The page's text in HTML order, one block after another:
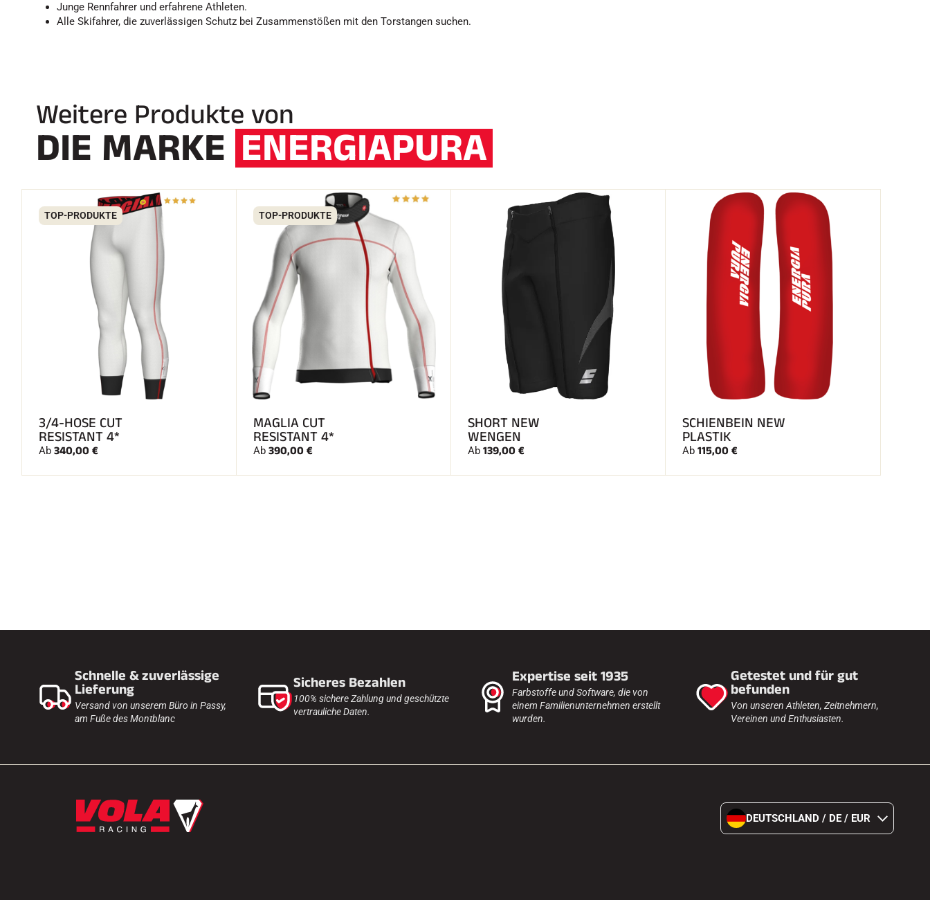
Junge Rennfahrer und erfahrene Athleten.
Alle Skifahrer, die zuverlässigen Schutz bei Zusammenstößen mit den Torstangen suchen.
Weitere Produkte von
DIE MARKE ENERGIAPURA
TOP-PRODUKTE
3/4-HOSE CUT
RESISTANT 4*
Ab 340,00 €
TOP-PRODUKTE
MAGLIA CUT
RESISTANT 4*
Ab 390,00 €
SHORT NEW
WENGEN
Ab 139,00 €
SCHIENBEIN NEW
PLASTIK
Ab 115,00 €
Schnelle & zuverlässige
Lieferung
Versand von unserem Büro in Passy,
am Fuße des Montblanc
Sicheres Bezahlen
100% sichere Zahlung und geschützte
vertrauliche Daten.
Expertise seit 1935
Farbstoffe und Software, die von
einem Familienunternehmen erstellt
wurden.
Getestet und für gut
befunden
Von unseren Athleten, Zeitnehmern,
Vereinen und Enthusiasten.
DEUTSCHLAND / DE / EUR